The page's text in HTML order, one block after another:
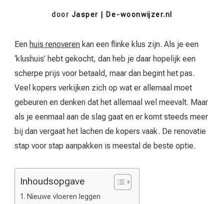
door Jasper | De-woonwijzer.nl
Een huis renoveren kan een flinke klus zijn. Als je een
‘klushuis’ hebt gekocht, dan heb je daar hopelijk een
scherpe prijs voor betaald, maar dan begint het pas.
Veel kopers verkijken zich op wat er allemaal moet
gebeuren en denken dat het allemaal wel meevalt. Maar
als je eenmaal aan de slag gaat en er komt steeds meer
bij dan vergaat het lachen de kopers vaak. De renovatie
stap voor stap aanpakken is meestal de beste optie.
Inhoudsopgave
Nieuwe vloeren leggen